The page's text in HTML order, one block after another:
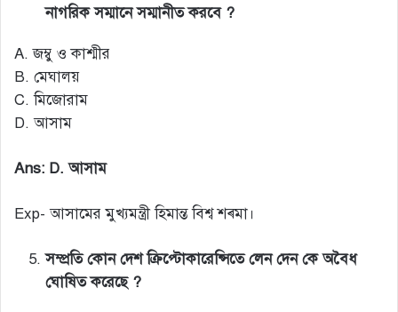
নাগরিক সম্মানে সম্মানীত করবে ?
A. জম্বু ও কাশ্মীর
B. মেঘালয়
C. মিজোরাম
D. আসাম
Ans: D. আসাম
Exp- আসামের মুখ্যমন্ত্রী হিমান্ত বিশ্ব শৰ্মা।
সম্প্রতি কোন দেশ ক্রিপ্টোকারেন্সিতে লেন দেন কে অবৈধ
ঘোষিত করেছে ?